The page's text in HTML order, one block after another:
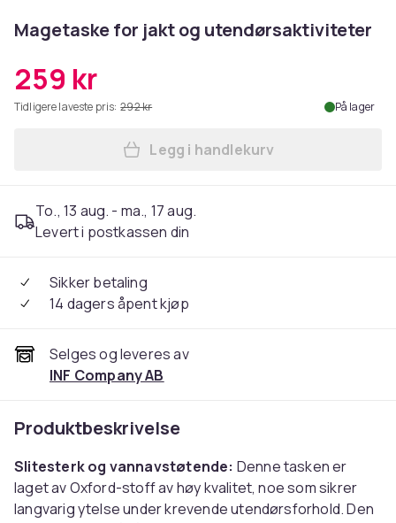
Magetaske for jakt og utendørsaktiviteter
259 kr
Tidligere laveste pris: 292 kr På lager
Legg Magetaske for jakt
Legg i handlekurv
To., 13 aug. - ma., 17 aug.
Levert i postkassen din
Sikker betaling
14 dagers åpent kjøp
Selges og leveres av
INF Company AB
Produktbeskrivelse
Slitesterk og vannavstøtende: Denne tasken er
laget av Oxford-stoff av høy kvalitet, noe som sikrer
langvarig ytelse under krevende utendørsforhold. Den